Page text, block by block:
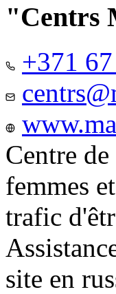
"Centrs
+371
Centre
femmes
trafic
site en